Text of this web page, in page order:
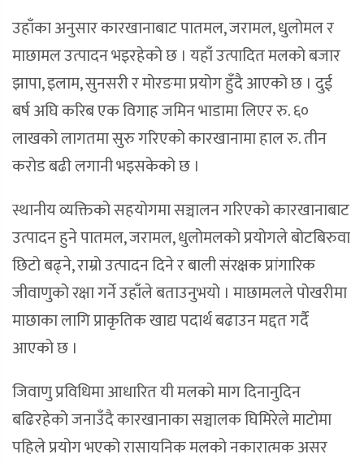
उहाँका अनुसार कारखानाबाट पातमल, जरामल, धुलोमल र
माछामल उत्पादन भइरहेको छ । यहाँ उत्पादित मलको बजार
झापा, इलाम, सुनसरी र मोरङमा प्रयोग हुँदै आएको छ । दुई
बर्ष अघि करिब एक विगाह जमिन भाडामा लिएर रु. ६०
लाखको लागतमा सुरु गरिएको कारखानामा हाल रु. तीन
करोड बढी लगानी भइसकेको छ ।
स्थानीय व्यक्तिको सहयोगमा सञ्चालन गरिएको कारखानाबाट
उत्पादन हुने पातमल, जरामल, धुलोमलको प्रयोगले बोटबिरुवा
छिटो बढ्ने, राम्रो उत्पादन दिने र बाली संरक्षक प्रांगारिक
जीवाणुको रक्षा गर्ने उहाँले बताउनुभयो । माछामलले पोखरीमा
माछाका लागि प्राकृतिक खाद्य पदार्थ बढाउन मद्दत गर्दै
आएको छ ।
जिवाणु प्रविधिमा आधारित यी मलको माग दिनानुदिन
बढिरहेको जनाउँदै कारखानाका सञ्चालक घिमिरेले माटोमा
पहिले प्रयोग भएको रासायनिक मलको नकारात्मक असर